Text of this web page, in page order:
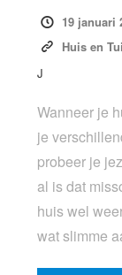
19 januari
Huis en
J
Wanneer je
je
probeer je
al is dat
huis wel
wat slimme